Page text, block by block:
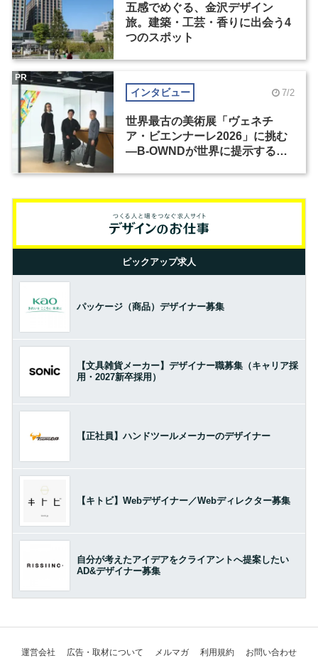
五感でめぐる、金沢デザイン
旅。建築・工芸・香りに出会う4
つのスポット
インタビュー 7/2
世界最古の美術展「ヴェネチ
ア・ビエンナーレ2026」に挑む
―B-OWNDが世界に提示する美
PR
ピックアップ求人
パッケージ（商品）デザイナー募集
【文具雑貨メーカー】デザイナー職募集（キャリア採
用・2027新卒採用）
【正社員】ハンドツールメーカーのデザイナー
【キトビ】Webデザイナー／Webディレクター募集
自分が考えたアイデアをクライアントへ提案したい
AD&デザイナー募集
運営会社 広告・取材について メルマガ 利用規約 お問い合わせ